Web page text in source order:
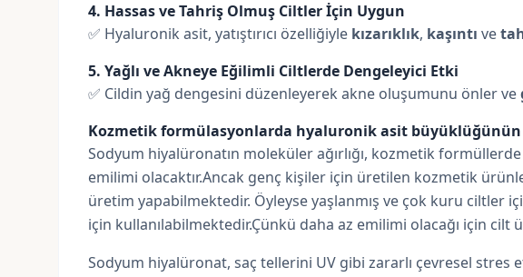
4. Hassas ve Tahriş Olmuş Ciltler İçin Uygun
✅ Hyaluronik asit, yatıştırıcı özelliğiyle kızarıklık, kaşıntı ve
5. Yağlı ve Akneye Eğilimli Ciltlerde Dengeleyici Etki
✅ Cildin yağ dengesini düzenleyerek akne oluşumunu önler ve
Kozmetik formülasyonlarda hyaluronik asit büyüklüğünün
Sodyum hiyalüronatın moleküler ağırlığı, kozmetik
emilimi olacaktır.Ancak genç kişiler için üretilen kozmetik
üretim yapabilmektedir. Öyleyse yaşlanmış ve çok kuru ciltler
için kullanılabilmektedir.Çünkü daha az emilimi olacağı için
Sodyum hiyalüronat, saç tellerini UV gibi zararlı çevresel